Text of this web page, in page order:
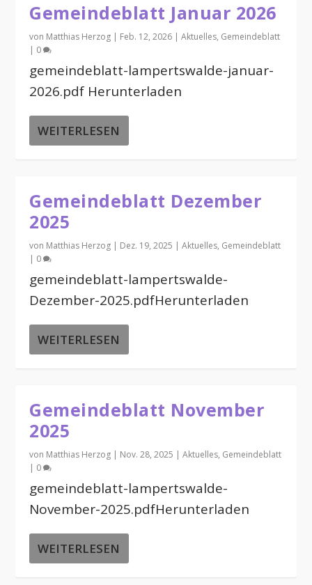
Gemeindeblatt Januar 2026
von Matthias Herzog | Feb. 12, 2026 |Aktuelles, Gemeindeblatt
| 0
gemeindeblatt-lampertswalde-januar-
2026.pdf Herunterladen
WEITERLESEN
Gemeindeblatt Dezember
2025
von Matthias Herzog | Dez. 19, 2025 |Aktuelles, Gemeindeblatt
| 0
gemeindeblatt-lampertswalde-
Dezember-2025.pdfHerunterladen
WEITERLESEN
Gemeindeblatt November
2025
von Matthias Herzog | Nov. 28, 2025 |Aktuelles, Gemeindeblatt
| 0
gemeindeblatt-lampertswalde-
November-2025.pdfHerunterladen
WEITERLESEN